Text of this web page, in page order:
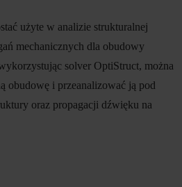
użyte w analizie strukturalnej
mechanicznych dla obudowy
solver OptiStruct, można
obudowę i przeanalizować ją pod
oraz propagacji dźwięku na